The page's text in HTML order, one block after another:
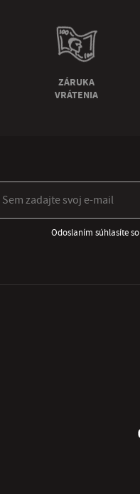
ZÁRUKA
VRÁTENIA
Odoslaním súhlasíte so